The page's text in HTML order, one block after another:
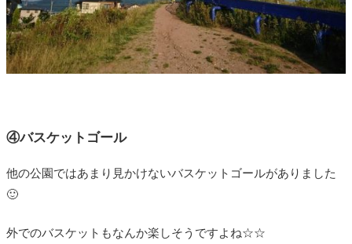
④バスケットゴール
他の公園ではあまり見かけないバスケットゴールがありました
🙂
外でのバスケットもなんか楽しそうですよね☆☆